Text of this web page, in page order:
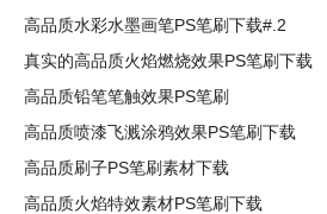
高品质水彩水墨画笔PS笔刷下载#.2
真实的高品质火焰燃烧效果PS笔刷下载
高品质铅笔笔触效果PS笔刷
高品质喷漆飞溅涂鸦效果PS笔刷下载
高品质刷子PS笔刷素材下载
高品质火焰特效素材PS笔刷下载